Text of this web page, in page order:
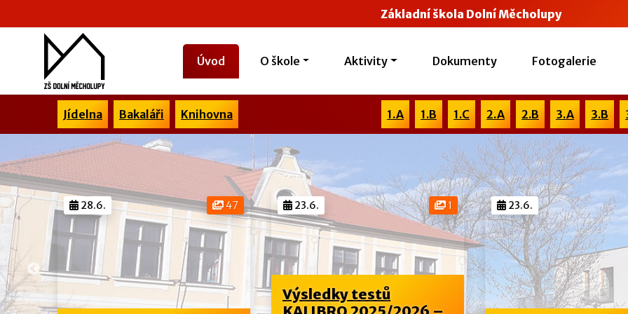
Základní škola Dolní Měcholupy
Úvod O škole Aktivity Dokumenty Fotogalerie
1.A 1.B 1.C 2.A 2.B 3.A 3.B
Jídelna Bakaláři Knihovna
47
28.6.
Výsledky testů
1
23.6. 23.6.